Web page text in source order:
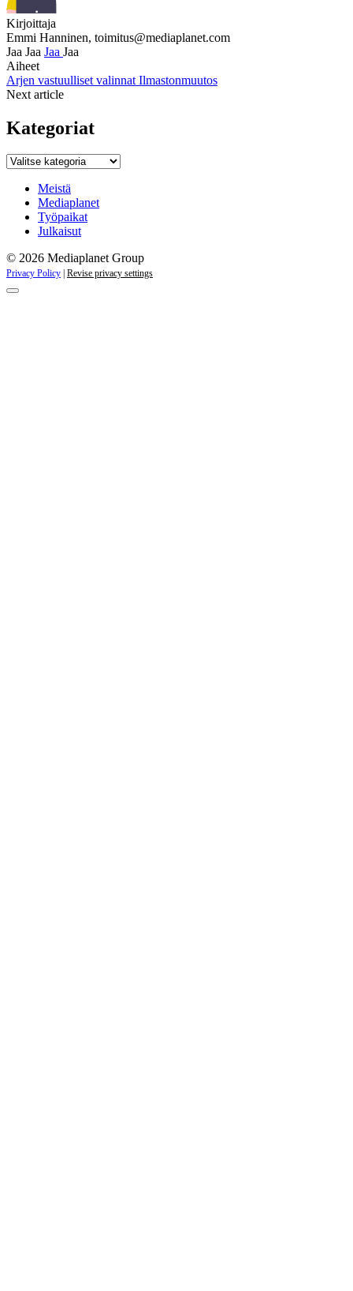
Kirjoittaja
Emmi Hanninen, toimitus@mediaplanet.com
Jaa Jaa Jaa Jaa
Aiheet
Arjen vastuulliset valinnat Ilmastonmuutos
Next article
Kategoriat
Kategoriat
Meistä
Mediaplanet
Työpaikat
Julkaisut
© 2026 Mediaplanet Group
Privacy Policy Revise privacy settings